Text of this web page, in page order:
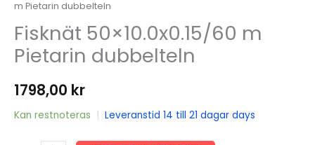
m Pietarin dubbelteln
Fisknät 50×10.0x0.15/60 m
Pietarin dubbelteln
1798,00 kr
Kan restnoteras Leveranstid 14 till 21 dagar days